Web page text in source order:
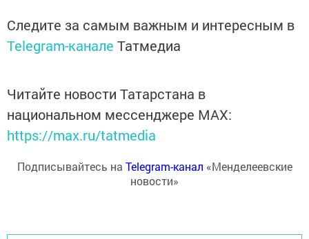
Следите за самым важным и интересным в
Telegram-канале Татмедиа
Читайте новости Татарстана в
национальном мессенджере MАХ:
https://max.ru/tatmedia
Подписывайтесь на Telegram-канал «Менделеевские
новости»